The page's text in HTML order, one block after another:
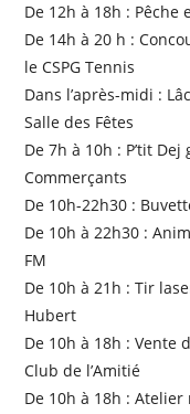
De 12h à 18h : Pêche
De 14h à 20 h :
le CSPG Tennis
Dans l’après-midi :
Salle des Fêtes
De 7h à 10h : P’tit Dej
Commerçants
De 10h-22h30 :
De 10h à 22h30 :
FM
De 10h à 21h : Tir
Hubert
De 10h à 18h : Vente
Club de l’Amitié
De 10h à 18h :